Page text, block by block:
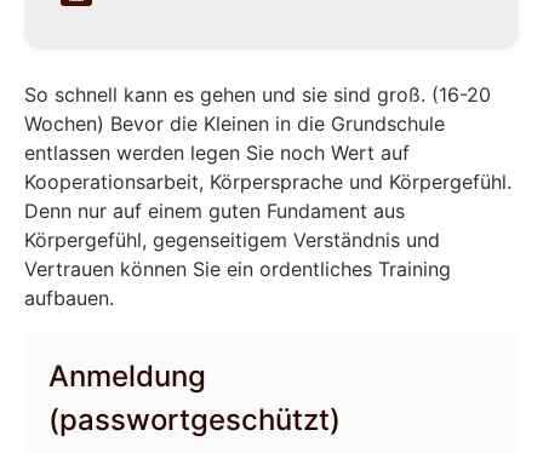
So schnell kann es gehen und sie sind groß. (16-20
Wochen) Bevor die Kleinen in die Grundschule
entlassen werden legen Sie noch Wert auf
Kooperationsarbeit, Körpersprache und Körpergefühl.
Denn nur auf einem guten Fundament aus
Körpergefühl, gegenseitigem Verständnis und
Vertrauen können Sie ein ordentliches Training
aufbauen.
Anmeldung
(passwortgeschützt)